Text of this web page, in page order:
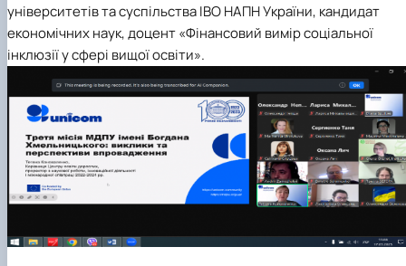
університетів та суспільства ІВО НАПН України, кандидат
економічних наук, доцент «Фінансовий вимір соціальної
інклюзії у сфері вищої освіти».